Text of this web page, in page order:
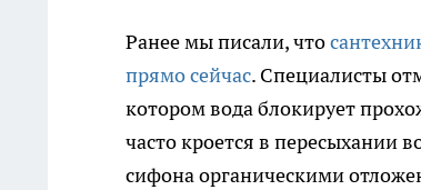
Ранее мы писали, что
прямо сейчас. Специалисты
котором вода блокирует
часто кроется в пересыхании
сифона органическими